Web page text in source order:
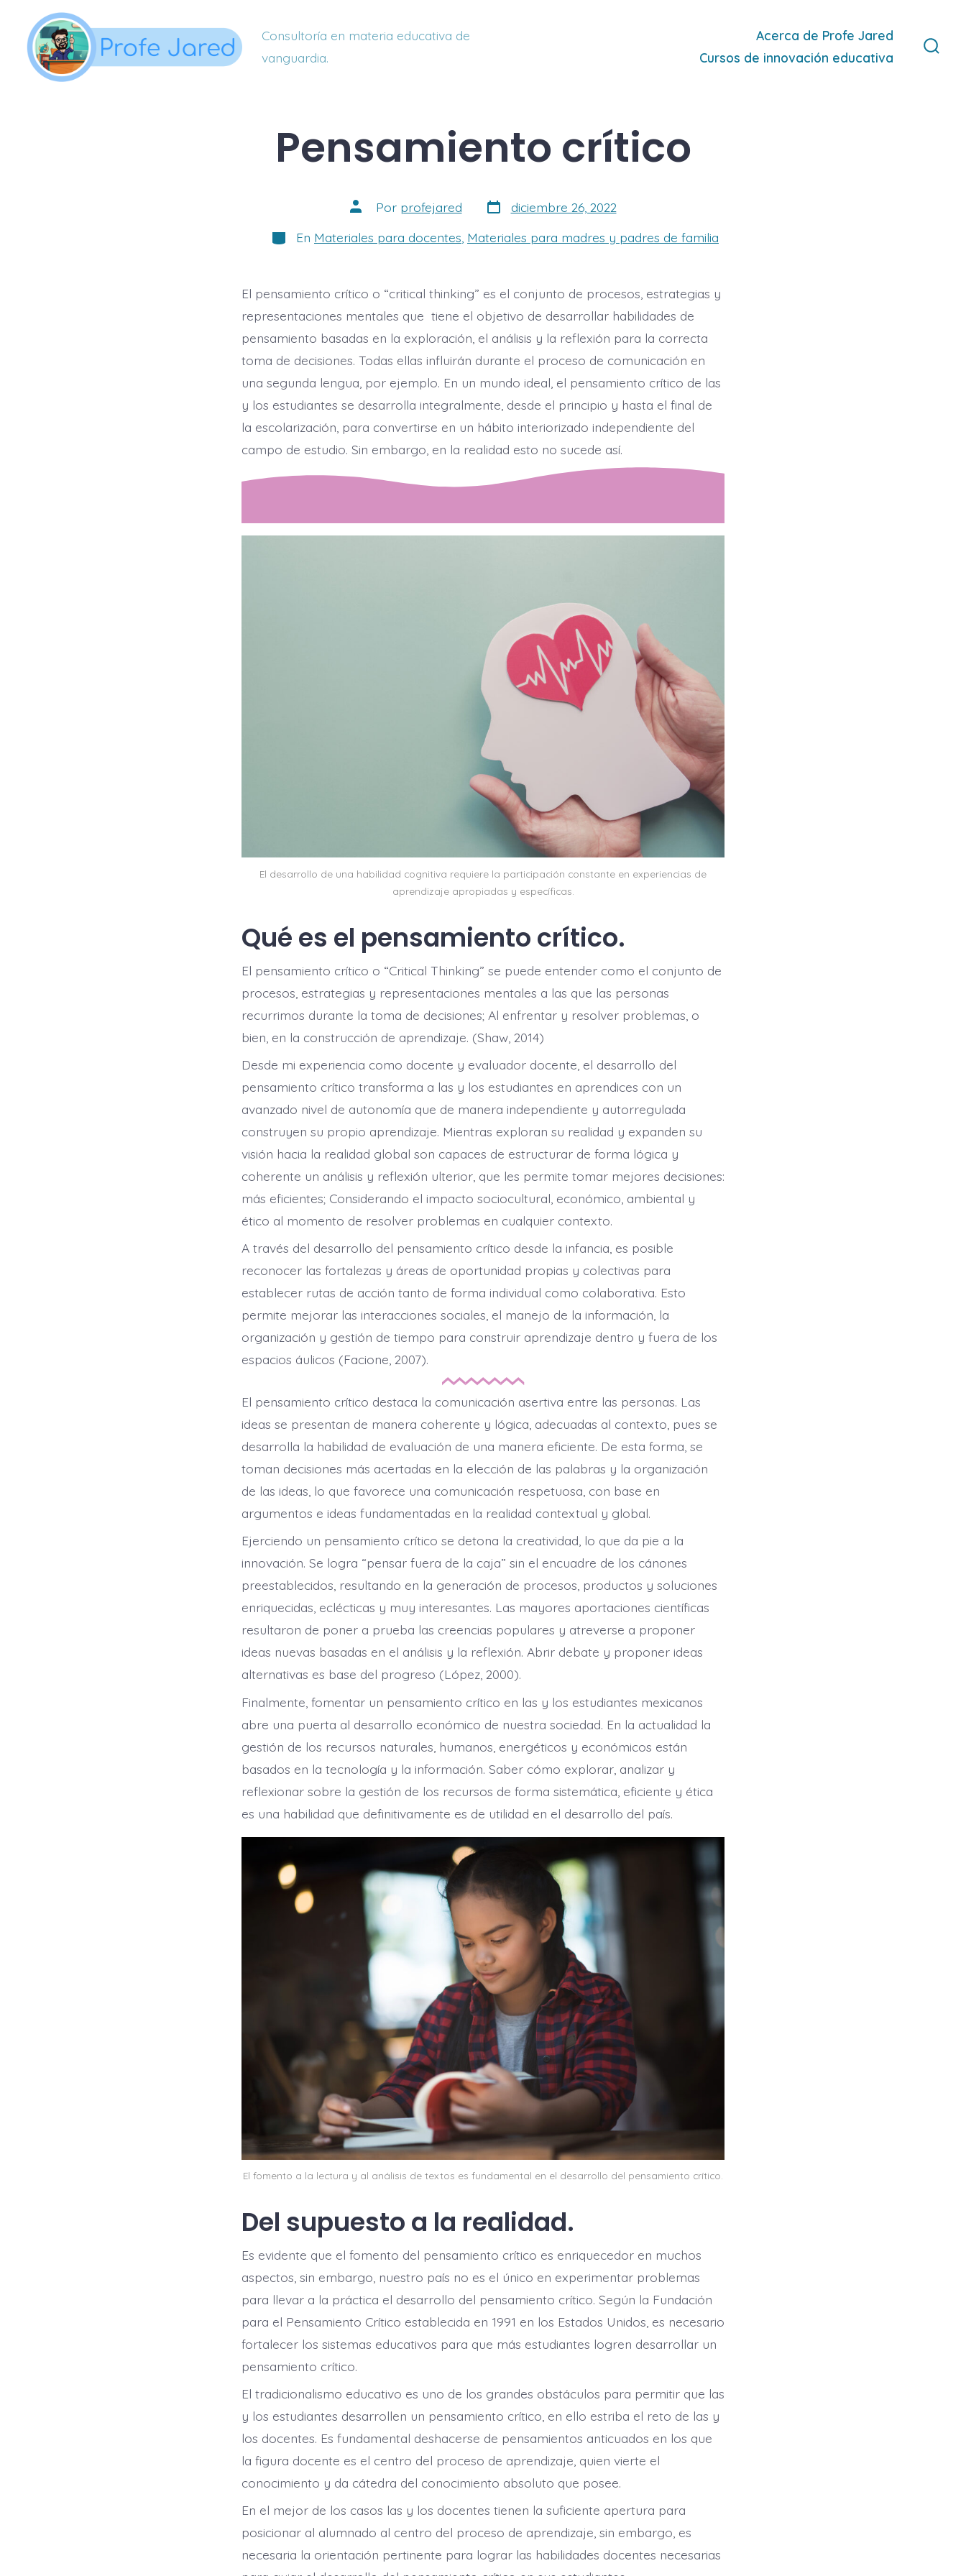
contenido
Consultoría en materia educativa de
vanguardia.
Acerca de Profe Jared
Cursos de innovación educativa
Pensamiento crítico
Autor
de
entrada
Por profejared Fecha
de
entrada
diciembre 26, 2022
Categorías
En Materiales para docentes Materiales para madres y padres de familia
El pensamiento crítico o “critical thinking” es el conjunto de procesos, estrategias y
representaciones mentales que tiene el objetivo de desarrollar habilidades de
pensamiento basadas en la exploración, el análisis y la reflexión para la correcta
toma de decisiones. Todas ellas influirán durante el proceso de comunicación en
una segunda lengua, por ejemplo. En un mundo ideal, el pensamiento crítico de las
y los estudiantes se desarrolla integralmente, desde el principio y hasta el final de
la escolarización, para convertirse en un hábito interiorizado independiente del
campo de estudio. Sin embargo, en la realidad esto no sucede así.
El desarrollo de una habilidad cognitiva requiere la participación constante en experiencias de
aprendizaje apropiadas y específicas.
Qué es el pensamiento crítico.
El pensamiento crítico o “Critical Thinking” se puede entender como el conjunto de
procesos, estrategias y representaciones mentales a las que las personas
recurrimos durante la toma de decisiones; Al enfrentar y resolver problemas, o
bien, en la construcción de aprendizaje. (Shaw, 2014)
Desde mi experiencia como docente y evaluador docente, el desarrollo del
pensamiento crítico transforma a las y los estudiantes en aprendices con un
avanzado nivel de autonomía que de manera independiente y autorregulada
construyen su propio aprendizaje. Mientras exploran su realidad y expanden su
visión hacia la realidad global son capaces de estructurar de forma lógica y
coherente un análisis y reflexión ulterior, que les permite tomar mejores decisiones:
más eficientes; Considerando el impacto sociocultural, económico, ambiental y
ético al momento de resolver problemas en cualquier contexto.
A través del desarrollo del pensamiento crítico desde la infancia, es posible
reconocer las fortalezas y áreas de oportunidad propias y colectivas para
establecer rutas de acción tanto de forma individual como colaborativa. Esto
permite mejorar las interacciones sociales, el manejo de la información, la
organización y gestión de tiempo para construir aprendizaje dentro y fuera de los
espacios áulicos (Facione, 2007).
El pensamiento crítico destaca la comunicación asertiva entre las personas. Las
ideas se presentan de manera coherente y lógica, adecuadas al contexto, pues se
desarrolla la habilidad de evaluación de una manera eficiente. De esta forma, se
toman decisiones más acertadas en la elección de las palabras y la organización
de las ideas, lo que favorece una comunicación respetuosa, con base en
argumentos e ideas fundamentadas en la realidad contextual y global.
Ejerciendo un pensamiento crítico se detona la creatividad, lo que da pie a la
innovación. Se logra “pensar fuera de la caja” sin el encuadre de los cánones
preestablecidos, resultando en la generación de procesos, productos y soluciones
enriquecidas, eclécticas y muy interesantes. Las mayores aportaciones científicas
resultaron de poner a prueba las creencias populares y atreverse a proponer
ideas nuevas basadas en el análisis y la reflexión. Abrir debate y proponer ideas
alternativas es base del progreso (López, 2000).
Finalmente, fomentar un pensamiento crítico en las y los estudiantes mexicanos
abre una puerta al desarrollo económico de nuestra sociedad. En la actualidad la
gestión de los recursos naturales, humanos, energéticos y económicos están
basados en la tecnología y la información. Saber cómo explorar, analizar y
reflexionar sobre la gestión de los recursos de forma sistemática, eficiente y ética
es una habilidad que definitivamente es de utilidad en el desarrollo del país.
El fomento a la lectura y al análisis de textos es fundamental en el desarrollo del pensamiento crítico.
Del supuesto a la realidad.
Es evidente que el fomento del pensamiento crítico es enriquecedor en muchos
aspectos, sin embargo, nuestro país no es el único en experimentar problemas
para llevar a la práctica el desarrollo del pensamiento crítico. Según la Fundación
para el Pensamiento Crítico establecida en 1991 en los Estados Unidos, es necesario
fortalecer los sistemas educativos para que más estudiantes logren desarrollar un
pensamiento crítico.
El tradicionalismo educativo es uno de los grandes obstáculos para permitir que las
y los estudiantes desarrollen un pensamiento crítico, en ello estriba el reto de las y
los docentes. Es fundamental deshacerse de pensamientos anticuados en los que
la figura docente es el centro del proceso de aprendizaje, quien vierte el
conocimiento y da cátedra del conocimiento absoluto que posee.
En el mejor de los casos las y los docentes tienen la suficiente apertura para
posicionar al alumnado al centro del proceso de aprendizaje, sin embargo, es
necesaria la orientación pertinente para lograr las habilidades docentes necesarias